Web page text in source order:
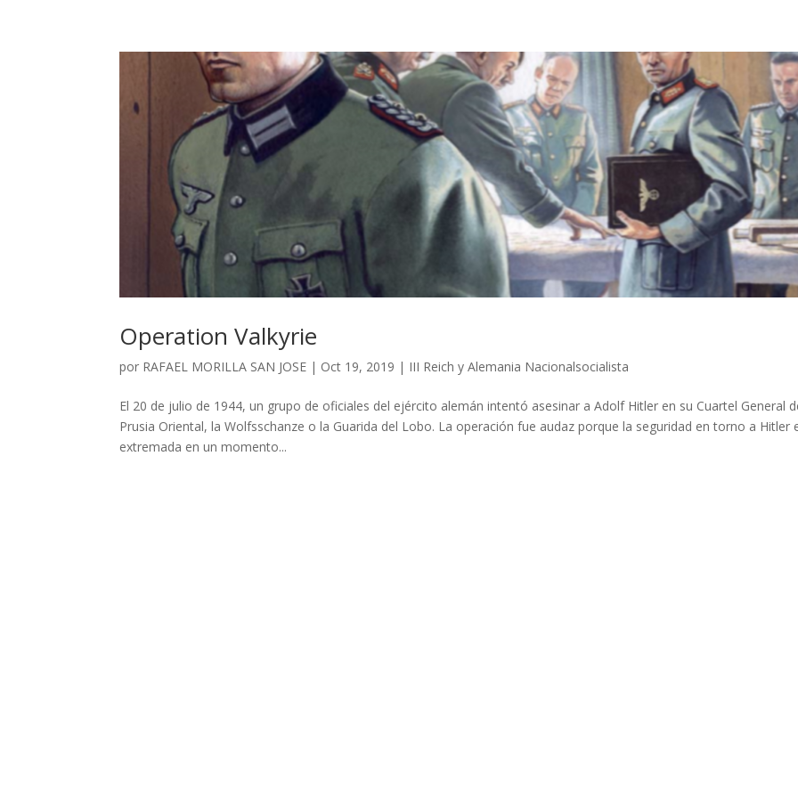
Operation Valkyrie
por RAFAEL MORILLA SAN JOSE | Oct 19, 2019 | III Reich y Alemania Nacionalsocialista
El 20 de julio de 1944, un grupo de oficiales del ejército alemán intentó asesinar a Adolf Hitler en su Cuartel General
Prusia Oriental, la Wolfsschanze o la Guarida del Lobo. La operación fue audaz porque la seguridad en torno a Hitler
extremada en un momento...